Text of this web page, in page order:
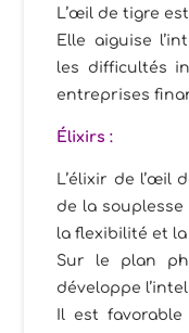
L’œil de tigre
Elle aiguise
les difficultés
entreprises
Élixirs :
L’élixir de l’œil
de la
la flexibilité et
Sur le plan
développe
Il est